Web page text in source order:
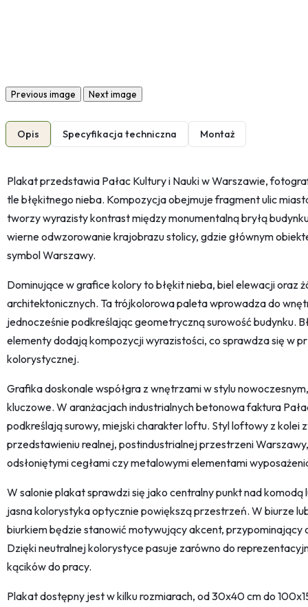
Previous image Next image
Opis Specyfikacja techniczna Montaż
Plakat przedstawia Pałac Kultury i Nauki w Warszawie,
tle błękitnego nieba. Kompozycja obejmuje fragment ulic
tworzy wyrazisty kontrast między monumentalną bryłą
wierne odwzorowanie krajobrazu stolicy, gdzie głównym
symbol Warszawy.
Dominujące w grafice kolory to błękit nieba, biel elewacji oraz
architektonicznych. Ta trójkolorowa paleta wprowadza do
jednocześnie podkreślając geometryczną surowość budynku.
elementy dodają kompozycji wyrazistości, co sprawdza się w
kolorystycznej.
Grafika doskonale współgra z wnętrzami w stylu
kluczowe. W aranżacjach industrialnych betonowa faktura
podkreślają surowy, miejski charakter loftu. Styl loftowy z kolei
przedstawieniu realnej, postindustrialnej przestrzeni
odsłoniętymi cegłami czy metalowymi elementami
W salonie plakat sprawdzi się jako centralny punkt nad
jasna kolorystyka optycznie powiększą przestrzeń. W biurze
biurkiem będzie stanowić motywujący akcent, przypominający
Dzięki neutralnej kolorystyce pasuje zarówno do
kącików do pracy.
Plakat dostępny jest w kilku rozmiarach, od 30x40 cm do